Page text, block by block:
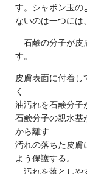
す。シャボン玉の
ないのは一つには
石鹸の分子が皮
す。
皮膚表面に付着
く
油汚れを石鹸分子
石鹸分子の親水基
から離す
汚れの落ちた皮膚
よう保護する。
汚れを落としや